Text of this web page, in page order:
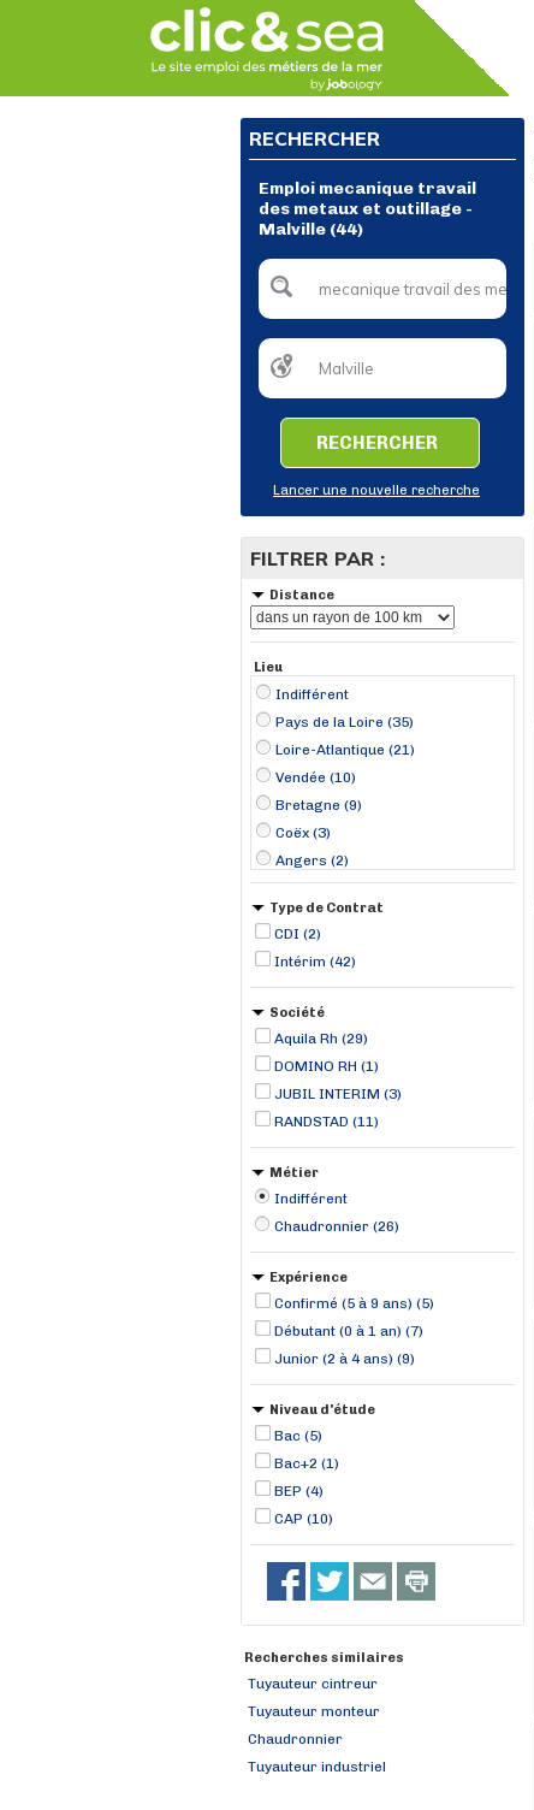
RECHERCHER
Emploi mecanique travail
des metaux et outillage -
Malville (44)
RECHERCHER
Lancer une nouvelle recherche
FILTRER PAR :
Distance
Lieu
Indifférent
Pays de la Loire (35)
Loire-Atlantique (21)
Vendée (10)
Bretagne (9)
Coëx (3)
Angers (2)
Arzal (2)
Carquefou (2)
Cordemais (2)
La Roche-sur-Yon (2)
Type de Contrat
CDI (2)
Intérim (42)
Société
Aquila Rh (29)
DOMINO RH (1)
JUBIL INTERIM (3)
RANDSTAD (11)
Métier
Indifférent
Chaudronnier (26)
Expérience
Confirmé (5 à 9 ans) (5)
Débutant (0 à 1 an) (7)
Junior (2 à 4 ans) (9)
Niveau d'étude
Bac (5)
Bac+2 (1)
BEP (4)
CAP (10)
Recherches similaires
Tuyauteur cintreur
Tuyauteur monteur
Chaudronnier
Tuyauteur industriel